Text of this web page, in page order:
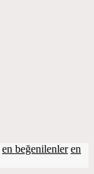
en beğenilenler en